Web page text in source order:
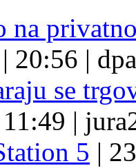
na
| 20:56 |
se
11:49 |
5 |